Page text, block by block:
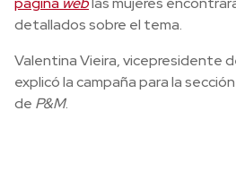
detallados sobre el tema.
Valentina Vieira, vicepresidente
explicó la campaña para la
de P&M.